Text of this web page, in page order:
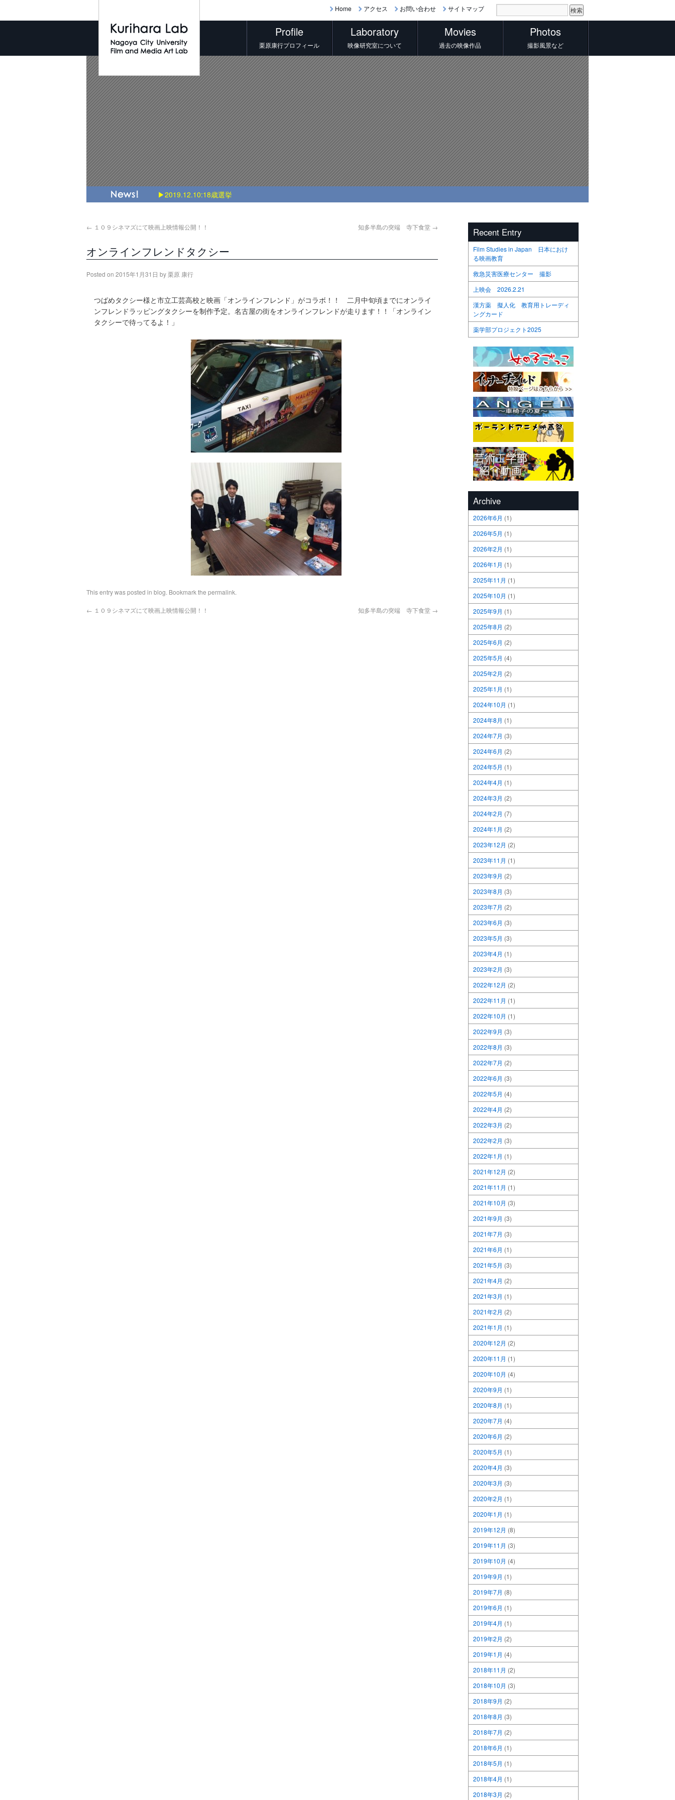
Home アクセス お問い合わせ サイトマップ
Profile
栗原康行プロフィール
Laboratory
映像研究室について
Movies
過去の映像作品
Photos
撮影風景など
▶2019.12.10:18歳選挙
← １０９シネマズにて映画上映情報公開！！ 知多半島の突端 寺下食堂 →
オンラインフレンドタクシー
Posted on 2015年1月31日 by栗原 康行
つばめタクシー様と市立工芸高校と映画「オンラインフレンド」がコラボ！！ 二月中旬頃までにオンライ
ンフレンドラッピングタクシーを制作予定。名古屋の街をオンラインフレンドが走ります！！「オンライン
タクシーで待ってるよ！」
This entry was posted in blog. Bookmark the permalink.
← １０９シネマズにて映画上映情報公開！！ 知多半島の突端 寺下食堂 →
Recent Entry
Film Studies in Japan 日本におけ
る映画教育
救急災害医療センター 撮影
上映会 2026.2.21
漢方薬 擬人化 教育用トレーディ
ングカード
薬学部プロジェクト2025
Archive
2026年6月 (1)
2026年5月 (1)
2026年2月 (1)
2026年1月 (1)
2025年11月 (1)
2025年10月 (1)
2025年9月 (1)
2025年8月 (2)
2025年6月 (2)
2025年5月 (4)
2025年2月 (2)
2025年1月 (1)
2024年10月 (1)
2024年8月 (1)
2024年7月 (3)
2024年6月 (2)
2024年5月 (1)
2024年4月 (1)
2024年3月 (2)
2024年2月 (7)
2024年1月 (2)
2023年12月 (2)
2023年11月 (1)
2023年9月 (2)
2023年8月 (3)
2023年7月 (2)
2023年6月 (3)
2023年5月 (3)
2023年4月 (1)
2023年2月 (3)
2022年12月 (2)
2022年11月 (1)
2022年10月 (1)
2022年9月 (3)
2022年8月 (3)
2022年7月 (2)
2022年6月 (3)
2022年5月 (4)
2022年4月 (2)
2022年3月 (2)
2022年2月 (3)
2022年1月 (1)
2021年12月 (2)
2021年11月 (1)
2021年10月 (3)
2021年9月 (3)
2021年7月 (3)
2021年6月 (1)
2021年5月 (3)
2021年4月 (2)
2021年3月 (1)
2021年2月 (2)
2021年1月 (1)
2020年12月 (2)
2020年11月 (1)
2020年10月 (4)
2020年9月 (1)
2020年8月 (1)
2020年7月 (4)
2020年6月 (2)
2020年5月 (1)
2020年4月 (3)
2020年3月 (3)
2020年2月 (1)
2020年1月 (1)
2019年12月 (8)
2019年11月 (3)
2019年10月 (4)
2019年9月 (1)
2019年7月 (8)
2019年6月 (1)
2019年4月 (1)
2019年2月 (2)
2019年1月 (4)
2018年11月 (2)
2018年10月 (3)
2018年9月 (2)
2018年8月 (3)
2018年7月 (2)
2018年6月 (1)
2018年5月 (1)
2018年4月 (1)
2018年3月 (2)